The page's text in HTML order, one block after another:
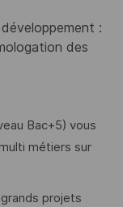
:
des
Bac+5) vous
métiers sur
projets